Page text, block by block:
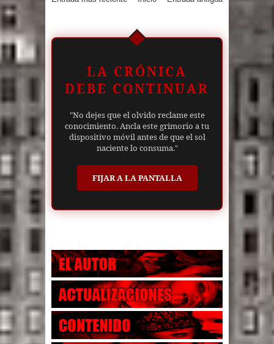
LA CRÓNICA
DEBE CONTINUAR
"No dejes que el olvido reclame este
conocimiento. Ancla este grimorio a tu
dispositivo móvil antes de que el sol
naciente lo consuma."
FIJAR A LA PANTALLA